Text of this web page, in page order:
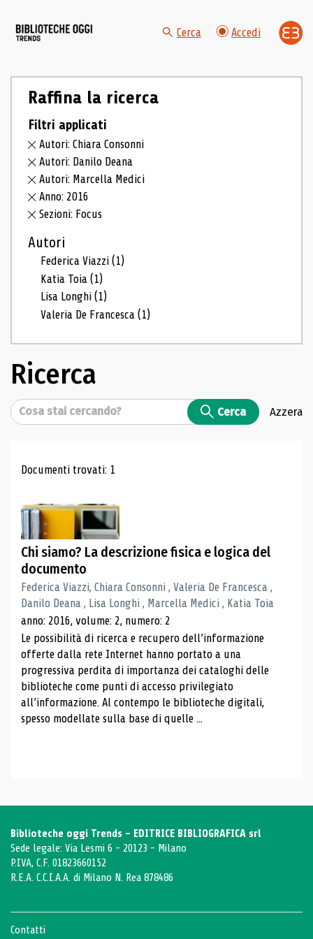
Cerca Accedi
Raffina la ricerca
Filtri applicati
Autori: Chiara Consonni
Autori: Danilo Deana
Autori: Marcella Medici
Anno: 2016
Sezioni: Focus
Autori
Federica Viazzi(1)
Katia Toia(1)
Lisa Longhi(1)
Valeria De Francesca(1)
Ricerca
Cerca Cerca Azzera
Risultati di ricerca
Documenti trovati: 1
Chi siamo? La descrizione fisica e logica del
documento
Federica Viazzi, Chiara Consonni , Valeria De Francesca ,
Danilo Deana , Lisa Longhi , Marcella Medici , Katia Toia
anno: 2016, volume: 2, numero: 2
Le possibilità di ricerca e recupero dell’informazione
offerte dalla rete Internet hanno portato a una
progressiva perdita di importanza dei cataloghi delle
biblioteche come punti di accesso privilegiato
all’informazione. Al contempo le biblioteche digitali,
spesso modellate sulla base di quelle ...
Biblioteche oggi Trends - EDITRICE BIBLIOGRAFICA srl
Sede legale: Via Lesmi 6 - 20123 - Milano
P.IVA, C.F. 01823660152
R.E.A. C.C.I.A.A. di Milano N. Rea 878486
Contatti